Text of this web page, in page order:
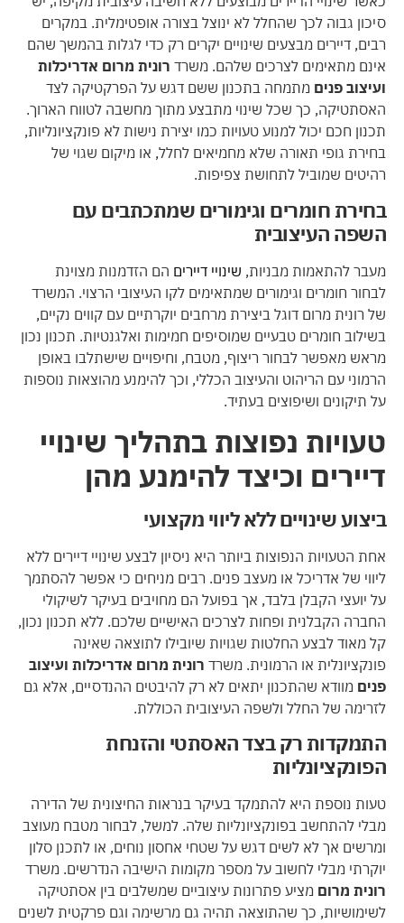
סיכון גבוה לכך שהחלל לא ינוצל בצורה אופטימלית. במקרים
רבים, דיירים מבצעים שינויים יקרים רק כדי לגלות בהמשך שהם
אינם מתאימים לצרכים שלהם. משרד רונית מרום אדריכלות
ועיצוב פנים מתמחה בתכנון ששם דגש על הפרקטיקה לצד
האסתטיקה, כך שכל שינוי מתבצע מתוך מחשבה לטווח הארוך.
תכנון חכם יכול למנוע טעויות כמו יצירת נישות לא פונקציונליות,
בחירת גופי תאורה שלא מחמיאים לחלל, או מיקום שגוי של
רהיטים שמוביל לתחושת צפיפות.
בחירת חומרים וגימורים שמתכתבים עם
השפה העיצובית
מעבר להתאמות מבניות, שינויי דיירים הם הזדמנות מצוינת
לבחור חומרים וגימורים שמתאימים לקו העיצובי הרצוי. המשרד
של רונית מרום דוגל ביצירת מרחבים יוקרתיים עם קווים נקיים,
בשילוב חומרים טבעיים שמוסיפים חמימות ואלגנטיות. תכנון נכון
מראש מאפשר לבחור ריצוף, מטבח, וחיפויים שישתלבו באופן
הרמוני עם הריהוט והעיצוב הכללי, וכך להימנע מהוצאות נוספות
על תיקונים ושיפוצים בעתיד.
טעויות נפוצות בתהליך שינויי
דיירים וכיצד להימנע מהן
ביצוע שינויים ללא ליווי מקצועי
אחת הטעויות הנפוצות ביותר היא ניסיון לבצע שינויי דיירים ללא
ליווי של אדריכל או מעצב פנים. רבים מניחים כי אפשר להסתמך
על יועצי הקבלן בלבד, אך בפועל הם מחויבים בעיקר לשיקולי
החברה הקבלנית ופחות לצרכים האישיים שלכם. ללא תכנון נכון,
קל מאוד לבצע החלטות שגויות שיובילו לתוצאה שאינה
פונקציונלית או הרמונית. משרד רונית מרום אדריכלות ועיצוב
פנים מוודא שהתכנון יתאים לא רק להיבטים ההנדסיים, אלא גם
לזרימה של החלל ולשפה העיצובית הכוללת.
התמקדות רק בצד האסתטי והזנחת
הפונקציונליות
טעות נוספת היא להתמקד בעיקר בנראות החיצונית של הדירה
מבלי להתחשב בפונקציונליות שלה. למשל, לבחור מטבח מעוצב
ומרשים אך לא לשים דגש על שטחי אחסון נוחים, או לתכנן סלון
יוקרתי מבלי לחשוב על מספר מקומות הישיבה הנדרשים. משרד
רונית מרום מציע פתרונות עיצוביים שמשלבים בין אסתטיקה
לשימושיות, כך שהתוצאה תהיה גם מרשימה וגם פרקטית לשנים